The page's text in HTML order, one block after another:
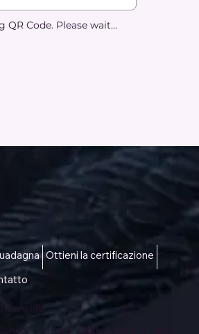
QR Code. Please wait...
Ottieni la certificazione
- venerdì (dalle 9:00 alle 18:00)